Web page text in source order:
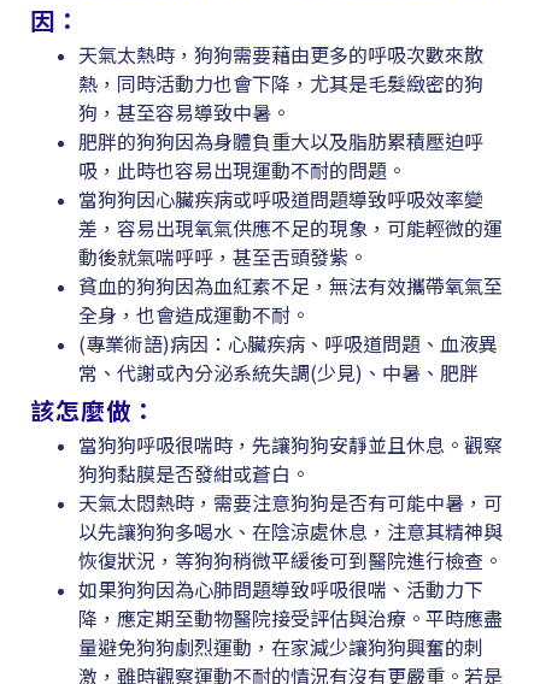
因：
天氣太熱時，狗狗需要藉由更多的呼吸次數來散
熱，同時活動力也會下降，尤其是毛髮緻密的狗
狗，甚至容易導致中暑。
肥胖的狗狗因為身體負重大以及脂肪累積壓迫呼
吸，此時也容易出現運動不耐的問題。
當狗狗因心臟疾病或呼吸道問題導致呼吸效率變
差，容易出現氧氣供應不足的現象，可能輕微的運
動後就氣喘呼呼，甚至舌頭發紫。
貧血的狗狗因為血紅素不足，無法有效攜帶氧氣至
全身，也會造成運動不耐。
(專業術語)病因：心臟疾病、呼吸道問題、血液異
常、代謝或內分泌系統失調(少見)、中暑、肥胖
該怎麼做：
當狗狗呼吸很喘時，先讓狗狗安靜並且休息。觀察
狗狗黏膜是否發紺或蒼白。
天氣太悶熱時，需要注意狗狗是否有可能中暑，可
以先讓狗狗多喝水、在陰涼處休息，注意其精神與
恢復狀況，等狗狗稍微平緩後可到醫院進行檢查。
如果狗狗因為心肺問題導致呼吸很喘、活動力下
降，應定期至動物醫院接受評估與治療。平時應盡
量避免狗狗劇烈運動，在家減少讓狗狗興奮的刺
激，雖時觀察運動不耐的情況有沒有更嚴重。若是